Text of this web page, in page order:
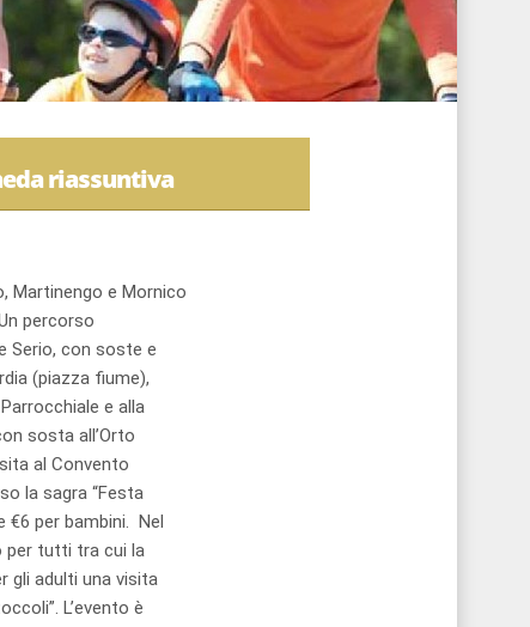
riassuntiva
Martinengo e Mornico
percorso
Serio, con soste e
(piazza fiume),
e alla
sosta all’Orto
al Convento
la sagra “Festa
€6 per bambini. Nel
per tutti tra cui la
gli adulti una visita
L’evento è